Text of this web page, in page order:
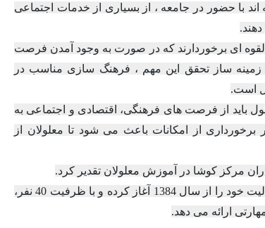
با حضور در جامعه ، از بسیاری از خدمات اجتماعی
ای برخوردارند که در صورت به وجود آمدن فرصت
ساز تحقق این مهم ، فرهنگ سازی مناسب در
است.
باید از فرصت های فرهنگی، اقتصادی و اجتماعی به
از امکانات باعث می شود تا معلولان از
مرکز کوشا در آموزش معلولان تقدیر کرد.
فعالیت خود را از سال 1384 آغاز کرده و با ظرفیت 40 نفر،